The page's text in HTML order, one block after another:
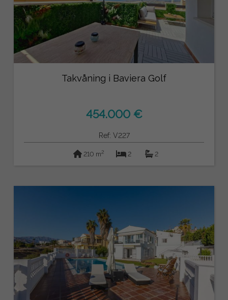
Takvåning i Baviera Golf
454.000 €
Ref: V227
210 m2 2 2